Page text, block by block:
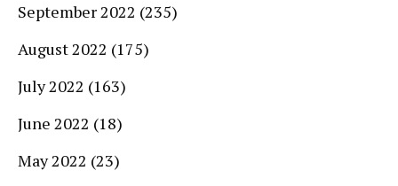
September 2022 (235)
August 2022 (175)
July 2022 (163)
June 2022 (18)
May 2022 (23)